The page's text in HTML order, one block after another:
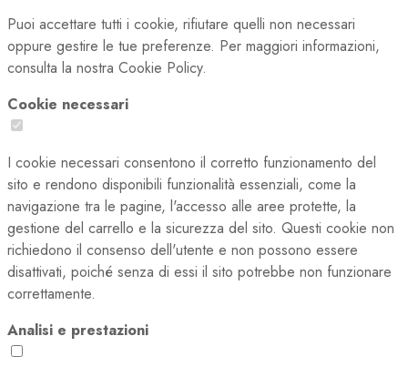
Puoi accettare tutti i cookie, rifiutare quelli non necessari
oppure gestire le tue preferenze. Per maggiori informazioni,
consulta la nostra Cookie Policy.
Cookie necessari
I cookie necessari consentono il corretto funzionamento del
sito e rendono disponibili funzionalità essenziali, come la
navigazione tra le pagine, l'accesso alle aree protette, la
gestione del carrello e la sicurezza del sito. Questi cookie non
richiedono il consenso dell'utente e non possono essere
disattivati, poiché senza di essi il sito potrebbe non funzionare
correttamente.
Analisi e prestazioni